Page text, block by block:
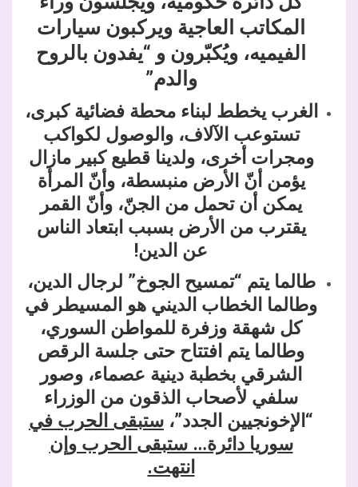
المكاتب العاجية ويركبون سيارات
الفيميه، ويُكبّرون و “يفدون بالروح
والدم”
الغرب يخطط لبناء محطة فضائية كبرى،
تستوعب الآلاف، والوصول لكواكب
ومجرات أخرى، ولدينا قطيع كبير مازال
يؤمن أنّ الأرض منبسطة، وأنّ المرأة
يمكن أن تحمل من الجنّ، وأنّ القمر
يقترب من الأرض بسبب ابتعاد الناس
عن الدين!
طالما يتم “تمسيح الجوخ” لرجال الدين،
وطالما الخطاب الديني هو المسيطر في
كل شهقة وزفرة للمواطن السوري،
وطالما يتم افتتاح حتى جلسة الرقص
الشرقي بخطبة دينية عصماء، وصور
سلفي لأصحاب الذقون من الوزراء
“الإخونجيين الجدد”، ستبقى الحرب في
سوريا دائرة… ستبقى الحرب وإن
انتهت.